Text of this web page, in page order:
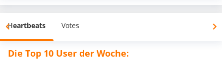
Heartbeats Votes
Die Top 10 User der Woche: